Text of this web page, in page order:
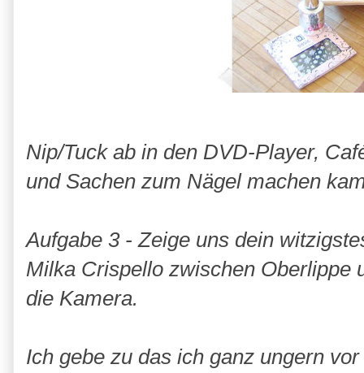
Nip/Tuck ab in den DVD-Player,
und Sachen zum Nägel machen
Aufgabe 3 - Zeige uns dein
Milka Crispello zwischen Oberlippe
die Kamera.
Ich gebe zu das ich ganz ungern